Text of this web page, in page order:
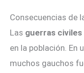
Consecuencias de
Las guerras civiles
en la población. En
muchos gauchos